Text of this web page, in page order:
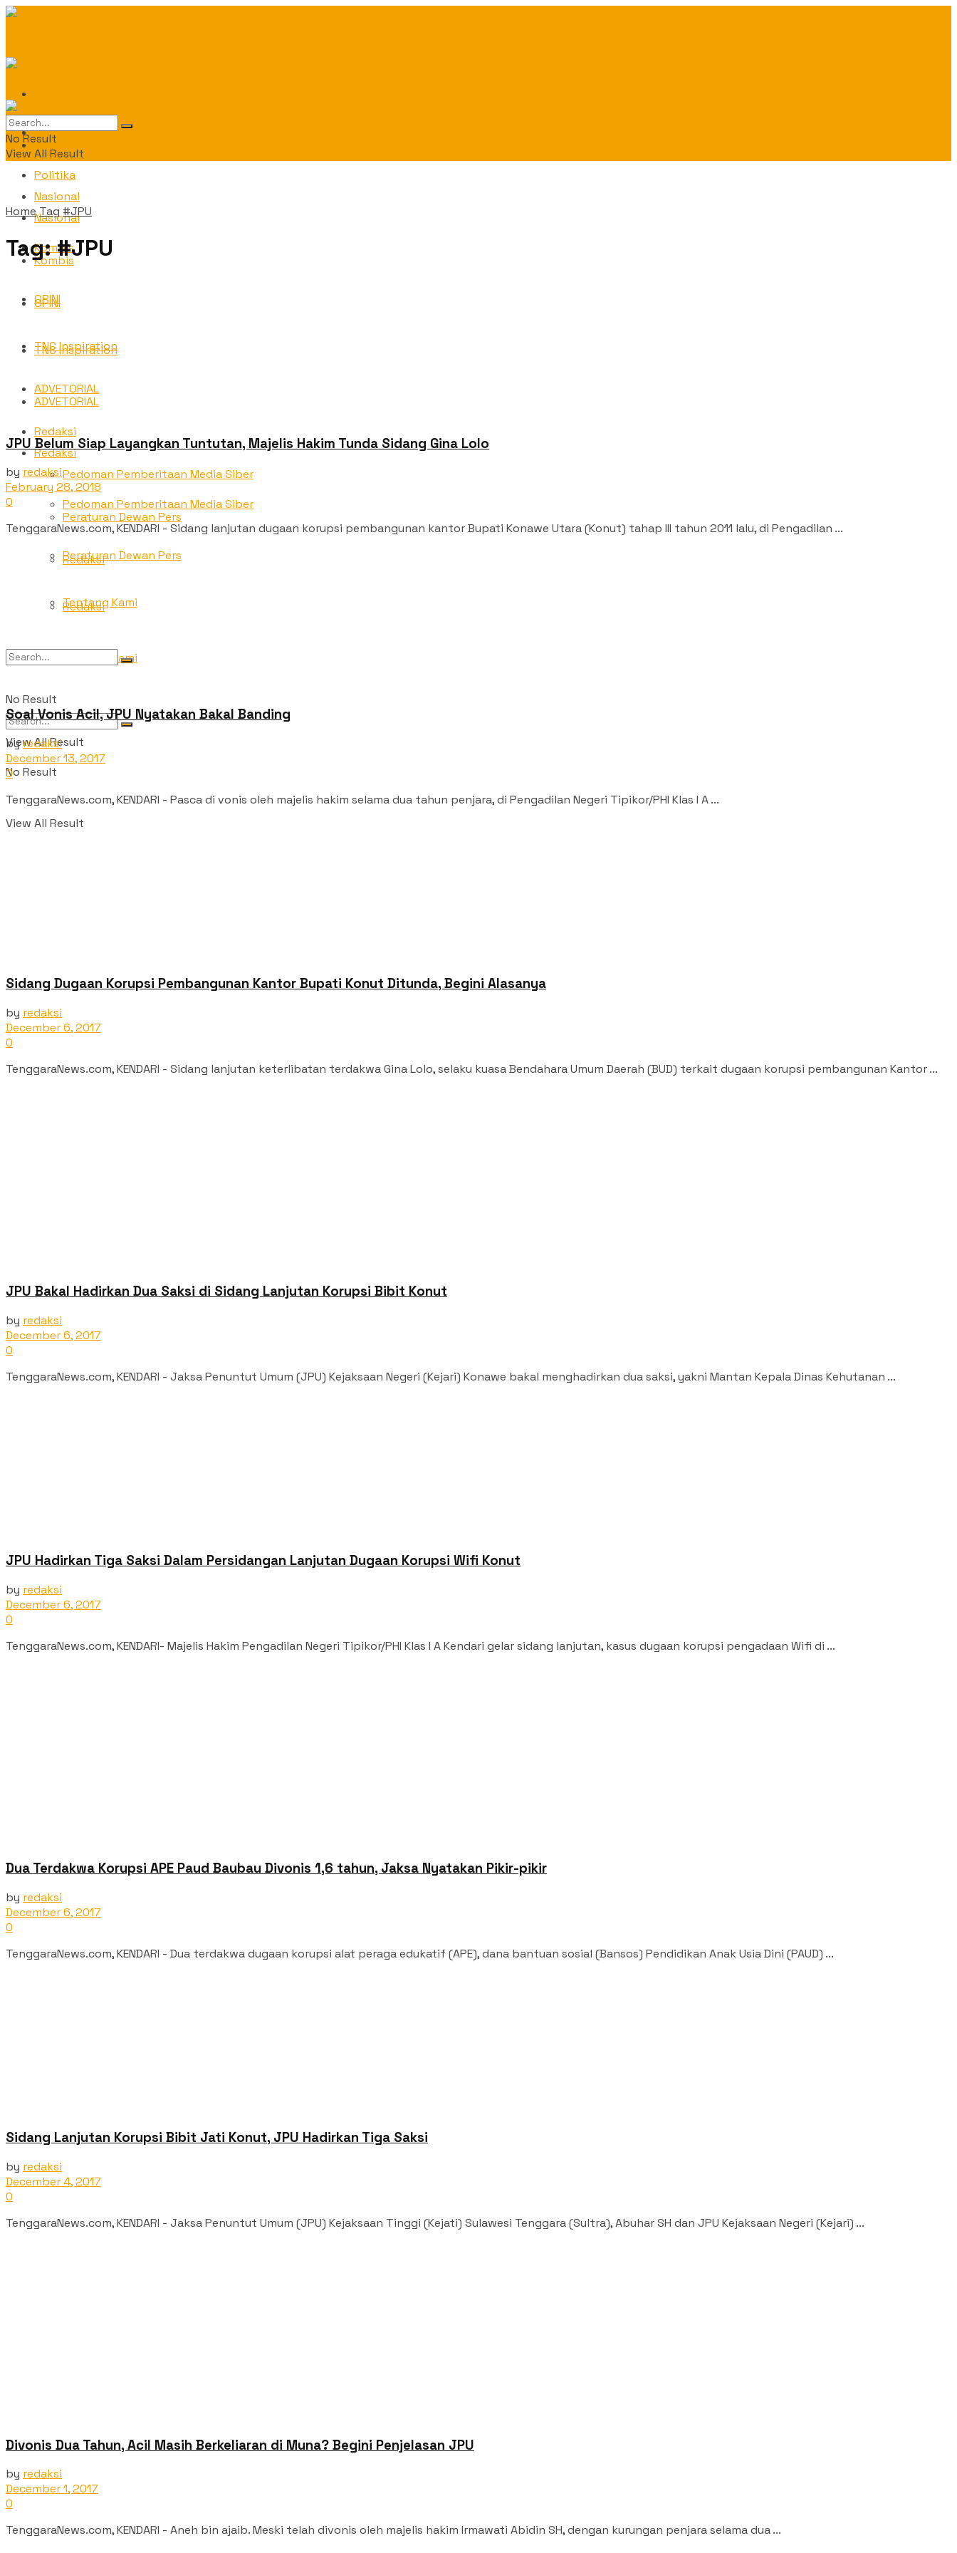
Politika
Nasional
Kombis
OPINI
TNC Inspiration
ADVETORIAL
Redaksi
Pedoman Pemberitaan Media Siber
Peraturan Dewan Pers
Redaksi
Tentang Kami
No Result
View All Result
Daerah
Politika
Nasional
Kombis
OPINI
TNC Inspiration
ADVETORIAL
Redaksi
Pedoman Pemberitaan Media Siber
Peraturan Dewan Pers
Redaksi
Tentang Kami
No Result
View All Result
No Result
View All Result
HomeTag #JPU
Tag:#JPU
JPU Belum Siap Layangkan Tuntutan, Majelis Hakim Tunda Sidang Gina Lolo
by redaksi
February 28, 2018
0
TenggaraNews.com, KENDARI - Sidang lanjutan dugaan korupsi pembangunan kantor Bupati Konawe Utara (Konut) tahap III tahun 2011 lalu, di Pengadilan ...
Soal Vonis Acil, JPU Nyatakan Bakal Banding
byredaksi
December 13, 2017
0
TenggaraNews.com, KENDARI - Pasca di vonis oleh majelis hakim selama dua tahun penjara, di Pengadilan Negeri Tipikor/PHI Klas I A ...
Sidang Dugaan Korupsi Pembangunan Kantor Bupati Konut Ditunda, Begini Alasanya
by redaksi
December 6, 2017
0
TenggaraNews.com, KENDARI - Sidang lanjutan keterlibatan terdakwa Gina Lolo, selaku kuasa Bendahara Umum Daerah (BUD) terkait dugaan korupsi pembangunan Kantor ...
JPU Bakal Hadirkan Dua Saksi di Sidang Lanjutan Korupsi Bibit Konut
by redaksi
December 6, 2017
0
TenggaraNews.com, KENDARI - Jaksa Penuntut Umum (JPU) Kejaksaan Negeri (Kejari) Konawe bakal menghadirkan dua saksi, yakni Mantan Kepala Dinas Kehutanan ...
JPU Hadirkan Tiga Saksi Dalam Persidangan Lanjutan Dugaan Korupsi Wifi Konut
by redaksi
December 6, 2017
0
TenggaraNews.com, KENDARI- Majelis Hakim Pengadilan Negeri Tipikor/PHI Klas I A Kendari gelar sidang lanjutan, kasus dugaan korupsi pengadaan Wifi di ...
Dua Terdakwa Korupsi APE Paud Baubau Divonis 1,6 tahun, Jaksa Nyatakan Pikir-pikir
by redaksi
December 6, 2017
0
TenggaraNews.com, KENDARI - Dua terdakwa dugaan korupsi alat peraga edukatif (APE), dana bantuan sosial (Bansos) Pendidikan Anak Usia Dini (PAUD) ...
Sidang Lanjutan Korupsi Bibit Jati Konut, JPU Hadirkan Tiga Saksi
by redaksi
December 4, 2017
0
TenggaraNews.com, KENDARI - Jaksa Penuntut Umum (JPU) Kejaksaan Tinggi (Kejati) Sulawesi Tenggara (Sultra), Abuhar SH dan JPU Kejaksaan Negeri (Kejari) ...
Divonis Dua Tahun, Acil Masih Berkeliaran di Muna? Begini Penjelasan JPU
by redaksi
December 1, 2017
0
TenggaraNews.com, KENDARI - Aneh bin ajaib. Meski telah divonis oleh majelis hakim Irmawati Abidin SH, dengan kurungan penjara selama dua ...